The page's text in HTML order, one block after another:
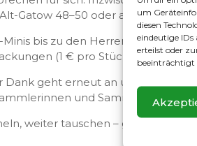
um
diesen
eindeutige
erteilst oder
beeinträchtigt
Gatow 48–50 oder auf dem
Minis bis zu den Herren mischt
(1 € pro Stück) sind
Dank geht erneut an unsere
und Sammler, die mit
weiter tauschen – gemeinsam